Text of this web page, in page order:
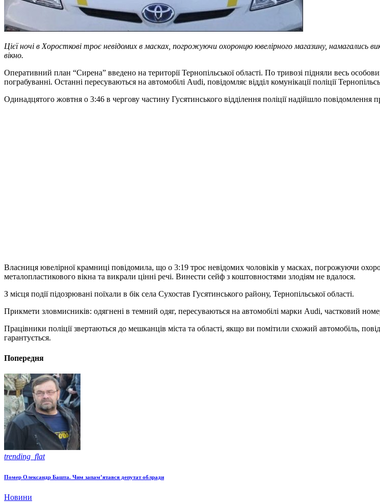
Цієї ночі в Хоросткові троє невідомих в масках, погрожуючи охоронцю ювелірного магазину,
вікно.
Оперативний план “Сирена” введено на території Тернопільської області. По тривозі підняли весь
пограбуванні. Останні пересуваються на автомобілі Audi, повідомляє відділ комунікації поліції
Одинадцятого жовтня о 3:46 в чергову частину Гусятинського відділення поліції надійшло повідомлення
Власниця ювелірної крамниці повідомила, що о 3:19 троє невідомих чоловіків у масках, погрожуючи
металопластикового вікна та викрали цінні речі. Винести сейф з коштовностями злодіям не вдалося.
З місця події підозрювані поїхали в бік села Сухостав Гусятинського району, Тернопільської області.
Прикмети зловмисників: одягнені в темний одяг, пересуваються на автомобілі марки Audi, частковий
Працівники поліції звертаються до мешканців міста та області, якщо ви помітили схожий автомобіль,
гарантується.
Попередня
trending_flat
Помер Олександр Башта. Чим запам’ятався депутат облради
Новини